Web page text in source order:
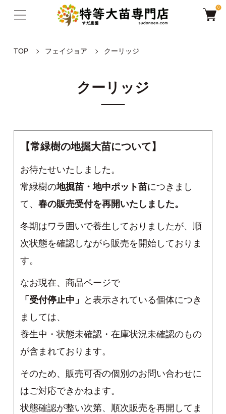
0
TOP フェイジョア クーリッジ
クーリッジ
【常緑樹の地掘大苗について】
お待たせいたしました。
常緑樹の地掘苗・地中ポット苗につきまし
て、 春の販売受付を再開いたしました。
冬期はワラ囲いで養生しておりましたが、順
次状態を確認しながら販売を開始しておりま
す。
なお現在、商品ページで
「受付停止中」
と表示されている個体につき
ましては、
養生中・状態未確認・在庫状況未確認のもの
が含まれております。
そのため、販売可否の個別のお問い合わせに
はご対応できかねます。
状態確認が整い次第、順次販売を再開してま